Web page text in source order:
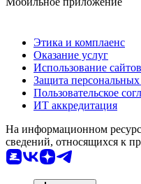
Этика и комплаенс
Оказание услуг
Использование сайтов
Защита
Пользовательское
ИТ аккредитация
На информационном
сведений, относящихся к